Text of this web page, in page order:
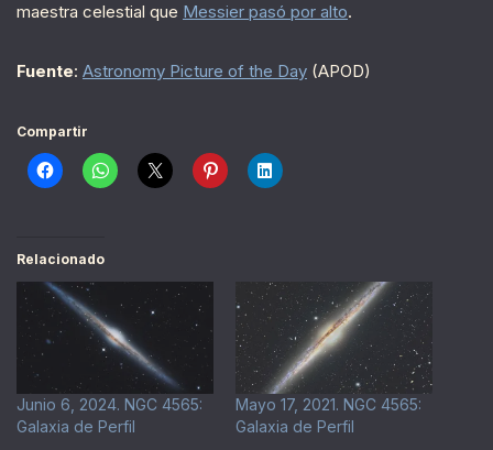
maestra celestial que Messier pasó por alto.
Fuente: Astronomy Picture of the Day (APOD)
Compartir
Relacionado
Junio 6, 2024. NGC 4565:
Galaxia de Perfil
Mayo 17, 2021. NGC 4565:
Galaxia de Perfil